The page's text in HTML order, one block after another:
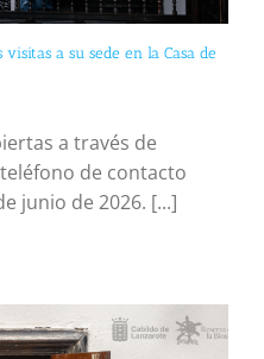
a su sede en la Casa de
a través de
de contacto
junio de 2026. [...]